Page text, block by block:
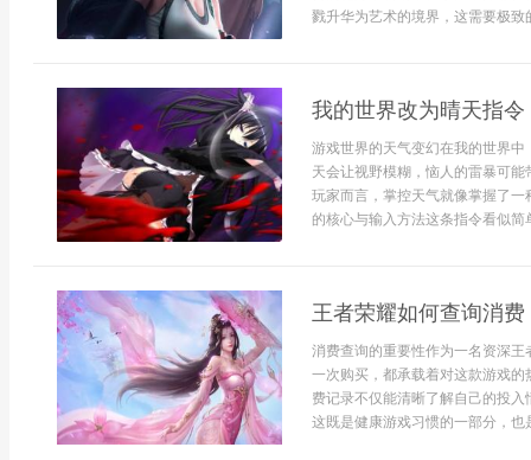
戮升华为艺术的境界，这需要极
我的世界改为晴天指
游戏世界的天气变幻在我的世界
天会让视野模糊，恼人的雷暴可
玩家而言，掌控天气就像掌握了
的核心与输入方法这条指令看似简
王者荣耀如何查询消
消费查询的重要性作为一名资深
一次购买，都承载着对这款游戏
费记录不仅能清晰了解自己的投
这既是健康游戏习惯的一部分，也